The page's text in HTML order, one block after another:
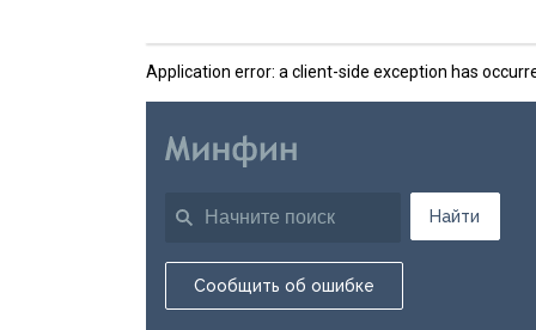
Application error: a client-side exception has
Найти
Сообщить об ошибке